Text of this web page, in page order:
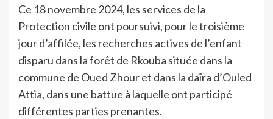
Ce 18 novembre 2024, les services de la
Protection civile ont poursuivi, pour le troisième
jour d’affilée, les recherches actives de l’enfant
disparu dans la forêt de Rkouba située dans la
commune de Oued Zhour et dans la daïra d’Ouled
Attia, dans une battue à laquelle ont participé
différentes parties prenantes.